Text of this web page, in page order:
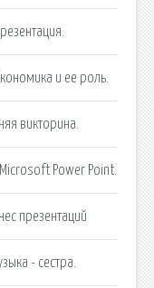
и ее роль.
викторина.
Power Point.
презентаций
- сестра.